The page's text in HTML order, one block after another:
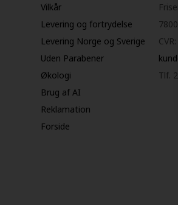
Vilkår
Levering og fortrydelse
Levering Norge og Sverige
Uden Parabener
Økologi
Brug af AI
Reklamation
Forside
7800
Tlf.